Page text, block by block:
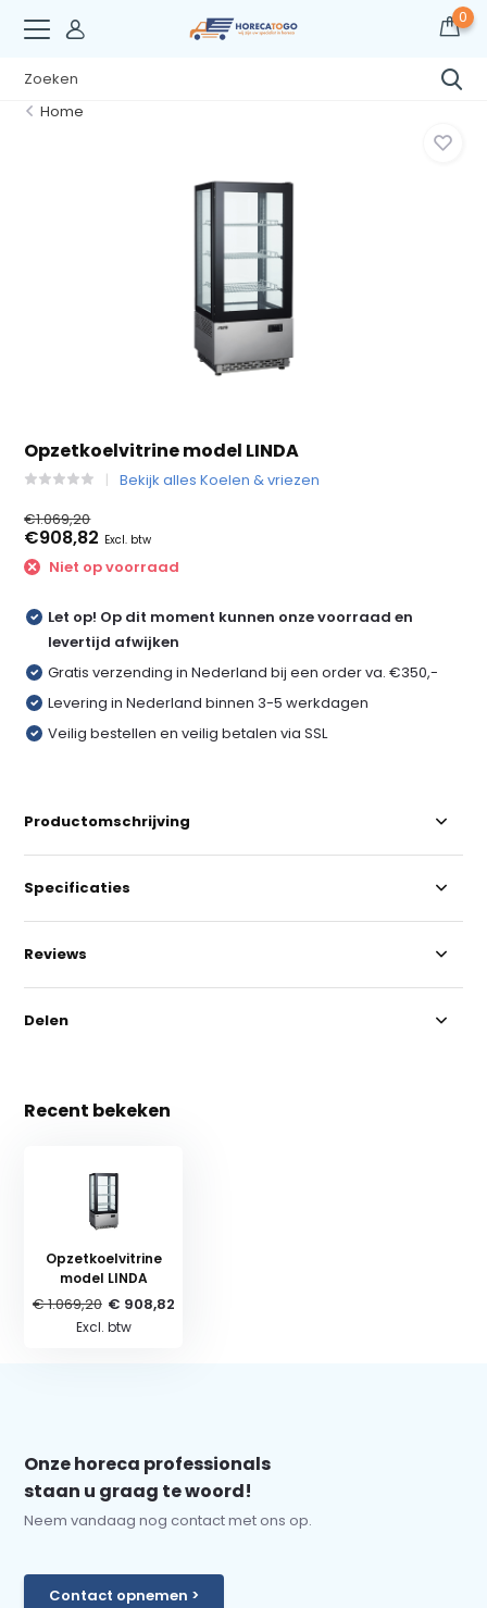
0
Home
Opzetkoelvitrine model LINDA
Bekijk alles Koelen & vriezen
€1.069,20
€908,82 Excl. btw
Niet op voorraad
Let op! Op dit moment kunnen onze voorraad en
levertijd afwijken
Gratis verzending in Nederland bij een order va. €350,-
Levering in Nederland binnen 3-5 werkdagen
Veilig bestellen en veilig betalen via SSL
Productomschrijving
Specificaties
Reviews
Delen
Recent bekeken
Opzetkoelvitrine
model LINDA
€ 1.069,20 € 908,82
Excl. btw
Onze horeca professionals
staan u graag te woord!
Neem vandaag nog contact met ons op.
Contact opnemen >